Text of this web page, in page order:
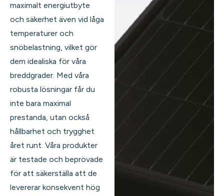
maximalt energiutbyte
och säkerhet även vid låga
temperaturer och
snöbelastning, vilket gör
dem idealiska för våra
breddgrader. Med våra
robusta lösningar får du
inte bara maximal
prestanda, utan också
hållbarhet och trygghet
året runt. Våra produkter
är testade och beprövade
för att säkerställa att de
levererar konsekvent hög